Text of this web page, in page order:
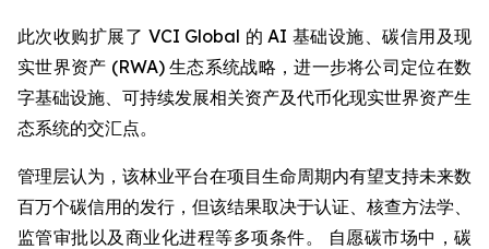
此次收购扩展了 VCI Global 的 AI 基础设施、碳信用及现
实世界资产 (RWA) 生态系统战略，进一步将公司定位在数
字基础设施、可持续发展相关资产及代币化现实世界资产生
态系统的交汇点。
管理层认为，该林业平台在项目生命周期内有望支持未来数
百万个碳信用的发行，但该结果取决于认证、核查方法学、
监管审批以及商业化进程等多项条件。 自愿碳市场中，碳